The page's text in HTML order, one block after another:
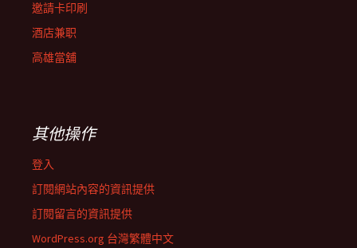
邀請卡印刷
酒店兼职
高雄當舖
其他操作
登入
訂閱網站內容的資訊提供
訂閱留言的資訊提供
WordPress.org 台灣繁體中文